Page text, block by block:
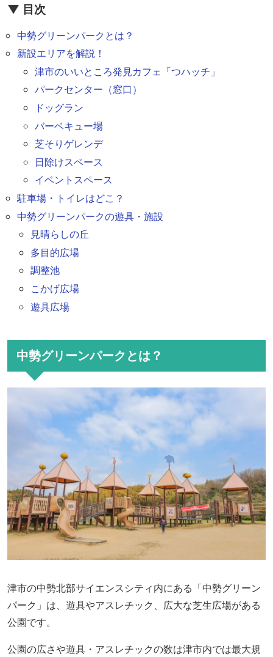
▼ 目次
中勢グリーンパークとは？
新設エリアを解説！
津市のいいところ発見カフェ「つハッチ」
パークセンター（窓口）
ドッグラン
バーベキュー場
芝そりゲレンデ
日除けスペース
イベントスペース
駐車場・トイレはどこ？
中勢グリーンパークの遊具・施設
見晴らしの丘
多目的広場
調整池
こかげ広場
遊具広場
中勢グリーンパークとは？
津市の中勢北部サイエンスシティ内にある「中勢グリーン
パーク」は、遊具やアスレチック、広大な芝生広場がある
公園です。
公園の広さや遊具・アスレチックの数は津市内では最大規